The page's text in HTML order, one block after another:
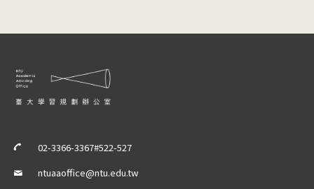
02-3366-3367#522-527
ntuaaoffice@ntu.edu.tw